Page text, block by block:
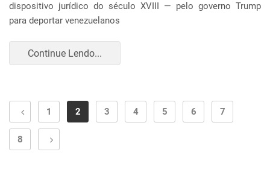
dispositivo jurídico do século XVIII — pelo governo Trump
para deportar venezuelanos
Continue Lendo...
1 2 3 4 5 6 7
8